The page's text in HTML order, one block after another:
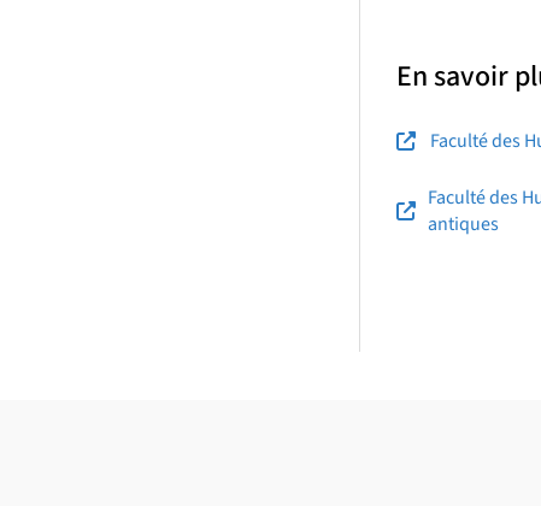
En savoir
Faculté des
Faculté des
antiques